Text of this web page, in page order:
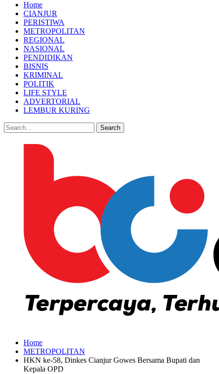
Home
CIANJUR
PERISTIWA
METROPOLITAN
REGIONAL
NASIONAL
PENDIDIKAN
BISNIS
KRIMINAL
POLITIK
LIFE STYLE
ADVERTORIAL
LEMBUR KURING
Home
METROPOLITAN
HKN ke-58, Dinkes Cianjur Gowes Bersama Bupati dan
Kepala OPD